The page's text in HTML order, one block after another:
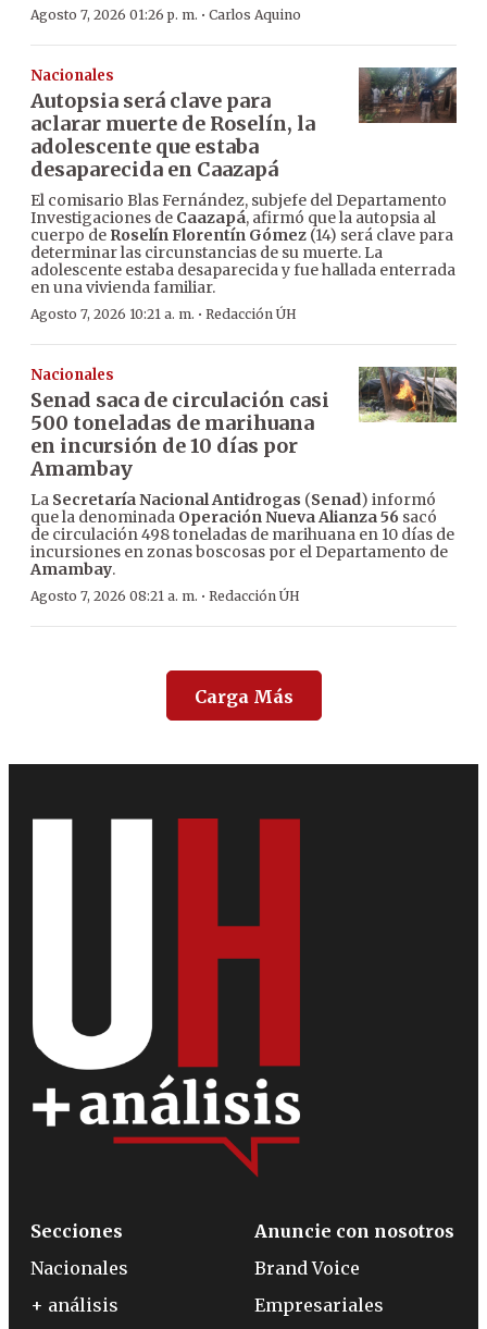
Agosto 7, 2026 01:26 p. m. · Carlos Aquino
Nacionales
Autopsia será clave para
aclarar muerte de Roselín, la
adolescente que estaba
desaparecida en Caazapá
El comisario Blas Fernández, subjefe del Departamento
Investigaciones de Caazapá, afirmó que la autopsia al
cuerpo de Roselín Florentín Gómez (14) será clave para
determinar las circunstancias de su muerte. La
adolescente estaba desaparecida y fue hallada enterrada
en una vivienda familiar.
Agosto 7, 2026 10:21 a. m. · Redacción ÚH
Nacionales
Senad saca de circulación casi
500 toneladas de marihuana
en incursión de 10 días por
Amambay
La Secretaría Nacional Antidrogas (Senad) informó
que la denominada Operación Nueva Alianza 56 sacó
de circulación 498 toneladas de marihuana en 10 días de
incursiones en zonas boscosas por el Departamento de
Amambay.
Agosto 7, 2026 08:21 a. m. · Redacción ÚH
Carga Más
Secciones
Nacionales
+ análisis
Anuncie con nosotros
Brand Voice
Empresariales